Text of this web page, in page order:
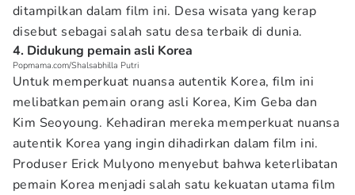
ditampilkan dalam film ini. Desa wisata yang kerap
disebut sebagai salah satu desa terbaik di dunia.
4. Didukung pemain asli Korea
Popmama.com/Shalsabhilla Putri
Untuk memperkuat nuansa autentik Korea, film ini
melibatkan pemain orang asli Korea, Kim Geba dan
Kim Seoyoung. Kehadiran mereka memperkuat nuansa
autentik Korea yang ingin dihadirkan dalam film ini.
Produser Erick Mulyono menyebut bahwa keterlibatan
pemain Korea menjadi salah satu kekuatan utama film